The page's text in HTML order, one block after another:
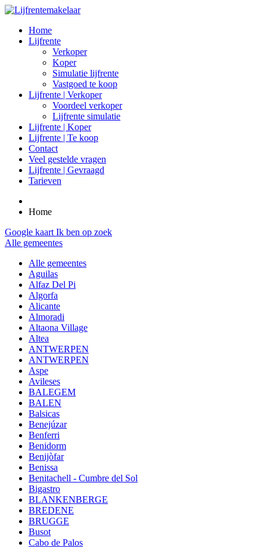
Home
Lijfrente
Verkoper
Koper
Simulatie lijfrente
Vastgoed te koop
Lijfrente | Verkoper
Voordeel verkoper
Lijfrente simulatie
Lijfrente | Koper
Lijfrente | Te koop
Contact
Veel gestelde vragen
Lijfrente | Gevraagd
Tarieven
Home
Google kaart Ik ben op zoek
Alle gemeentes
Alle gemeentes
Aguilas
Alfaz Del Pi
Algorfa
Alicante
Almoradi
Altaona Village
Altea
ANTWERPEN
ANTWERPEN
Aspe
Avileses
BALEGEM
BALEN
Balsicas
Benejúzar
Benferri
Benidorm
Benijòfar
Benissa
Benitachell - Cumbre del Sol
Bigastro
BLANKENBERGE
BREDENE
BRUGGE
Busot
Cabo de Palos